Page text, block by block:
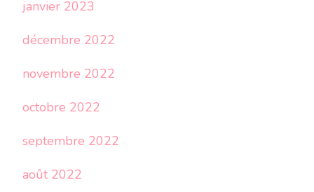
janvier 2023
décembre 2022
novembre 2022
octobre 2022
septembre 2022
août 2022